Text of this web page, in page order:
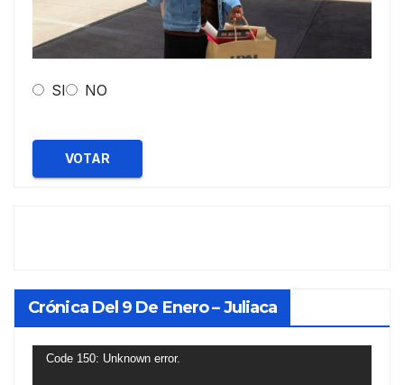
SI NO
VOTAR
Crónica Del 9 De Enero – Juliaca
Reproductor
Code 150: Unknown error.